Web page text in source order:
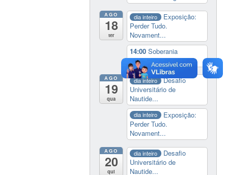
AGO
18
ter
dia inteiro
Exposição:
Perder Tudo.
Novament...
14:00Soberania
tecnológica e digital
AGO
19
qua
dia inteiro
Desafio
Universitário de
Nautide...
dia inteiro
Exposição:
Perder Tudo.
Novament...
AGO
20
qui
dia inteiro
Desafio
Universitário de
Nautide...